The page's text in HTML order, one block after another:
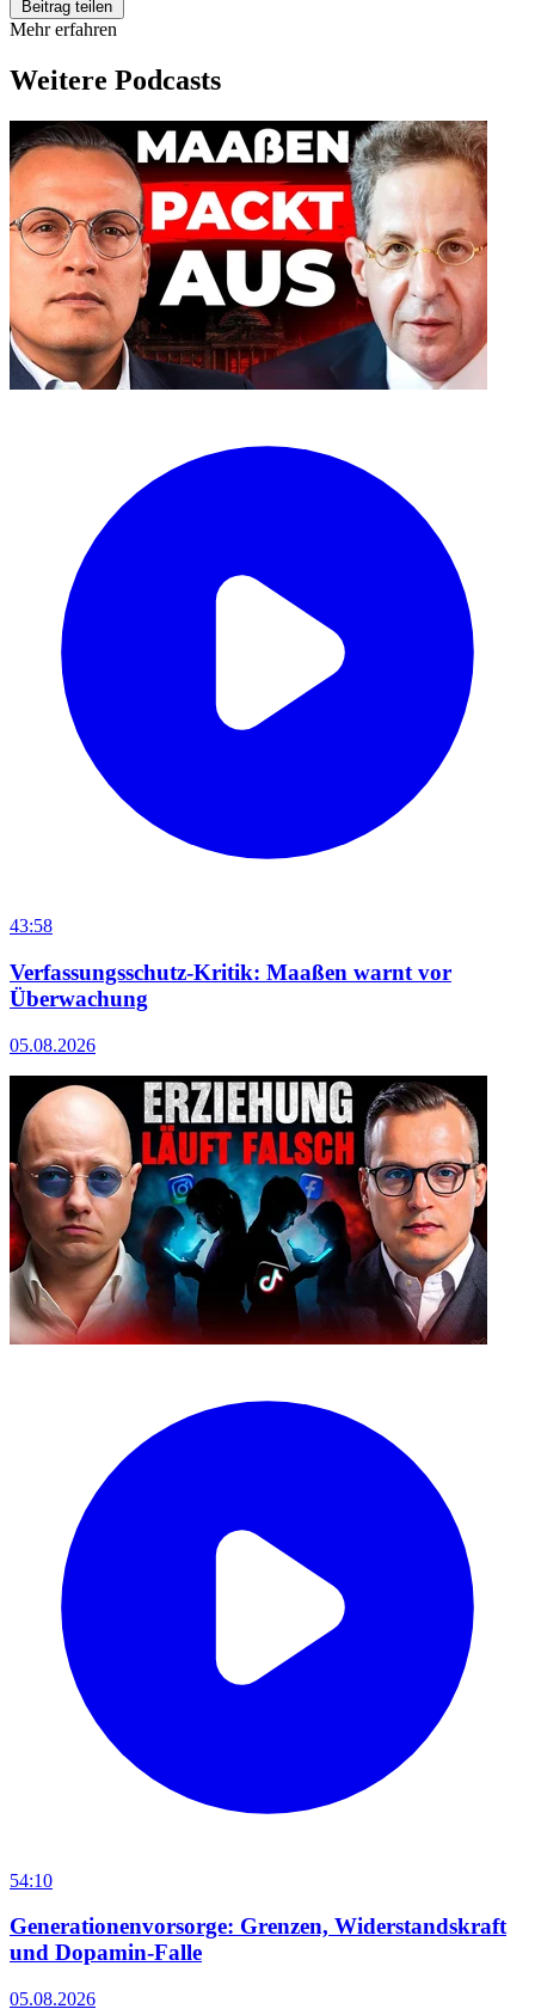
Beitrag teilen
Mehr erfahren
Weitere Podcasts
43:58
Verfassungsschutz-Kritik: Maaßen warnt vor
Überwachung
05.08.2026
54:10
Generationenvorsorge: Grenzen, Widerstandskraft
und Dopamin-Falle
05.08.2026